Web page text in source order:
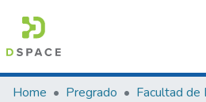
Communities & Collections
Home Pregrado